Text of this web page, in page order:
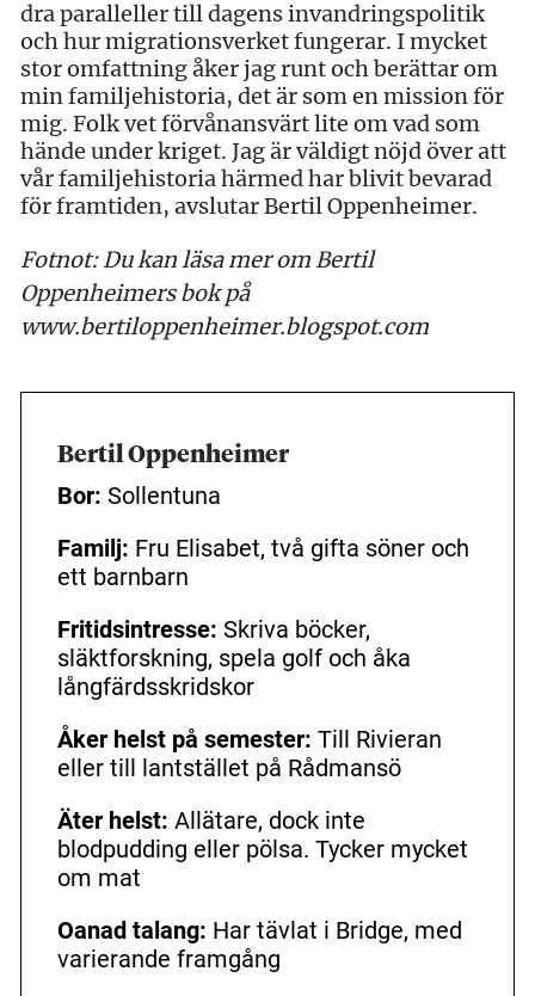
dra paralleller till dagens invandringspolitik
och hur migrationsverket fungerar. I mycket
stor omfattning åker jag runt och berättar om
min familjehistoria, det är som en mission för
mig. Folk vet förvånansvärt lite om vad som
hände under kriget. Jag är väldigt nöjd över att
vår familjehistoria härmed har blivit bevarad
för framtiden, avslutar Bertil Oppenheimer.
Fotnot: Du kan läsa mer om Bertil
Oppenheimers bok på
www.bertiloppenheimer.blogspot.com
Bertil Oppenheimer
Bor: Sollentuna
Familj: Fru Elisabet, två gifta söner och
ett barnbarn
Fritidsintresse: Skriva böcker,
släktforskning, spela golf och åka
långfärdsskridskor
Åker helst på semester: Till Rivieran
eller till lantstället på Rådmansö
Äter helst: Allätare, dock inte
blodpudding eller pölsa. Tycker mycket
om mat
Oanad talang: Har tävlat i Bridge, med
varierande framgång